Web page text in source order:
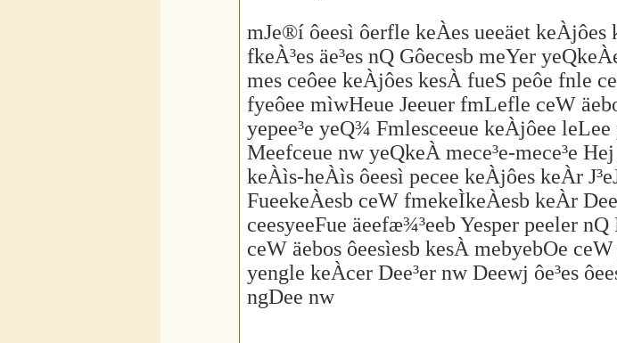
mJe®í ôeesì ôerfle keÀes ueeäet keÀjôes
fkeÀ³es äe³es nQ Gôecesb meYer
mes ceôee keÀjôes kesÀ fueS peôe fnle
fyeôee mìwHeue Jeeuer fmLefle ceW
yepee³e yeQ¾ Fmlesceeue keÀjôee
Meefceue nw yeQkeÀ mece³e-mece³e
keÀìs-heÀìs ôeesì pecee keÀjôes keÀr
FueekeÀesb ceW fmekeÌkeÀesb keÀr
ceesyeeFue äeefæ¾³eeb Yesper peeler
ceW äebos ôeesìesb kesÀ mebyebOe
yengle keÀcer Dee³er nw Deewj ôe³es
ngDee nw